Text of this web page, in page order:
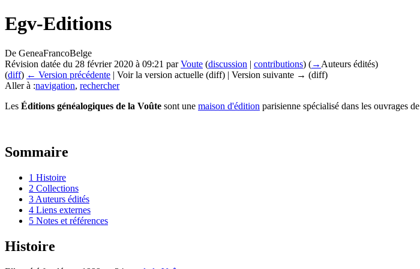
Egv-Editions
De GeneaFrancoBelge
Révision datée du 28 février 2020 à 09:21 parVoute (discussion | contributions) (→ Auteurs édités)
(diff) ← Version précédente | Voir la version actuelle (diff) | Version suivante → (diff)
Aller à :navigation, rechercher
Les Éditions généalogiques de la Voûte sont une maison d'édition parisienne spécialisé dans les ouvrages de
Sommaire
1 Histoire
2 Collections
3 Auteurs édités
4 Liens externes
5 Notes et références
Histoire